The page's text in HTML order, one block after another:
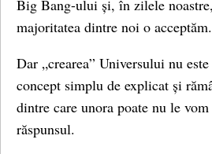
Big Bang-ului și, în zilele
majoritatea dintre noi o acceptăm.
Dar „crearea” Universului nu
concept simplu de explicat și
dintre care unora poate nu le
răspunsul.